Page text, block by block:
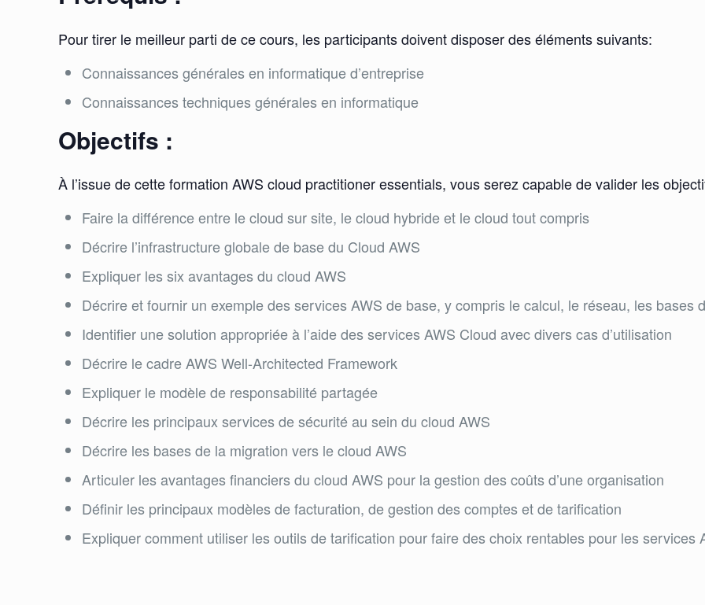
Pour tirer le meilleur parti de ce cours, les participants doivent disposer des éléments suivants:
Connaissances générales en informatique d’entreprise
Connaissances techniques générales en informatique
Objectifs :
À l’issue de cette formation AWS cloud practitioner essentials, vous serez capable de valider les
Faire la différence entre le cloud sur site, le cloud hybride et le cloud tout compris
Décrire l’infrastructure globale de base du Cloud AWS
Expliquer les six avantages du cloud AWS
Décrire et fournir un exemple des services AWS de base, y compris le calcul, le réseau, les bases
Identifier une solution appropriée à l’aide des services AWS Cloud avec divers cas d’utilisation
Décrire le cadre AWS Well-Architected Framework
Expliquer le modèle de responsabilité partagée
Décrire les principaux services de sécurité au sein du cloud AWS
Décrire les bases de la migration vers le cloud AWS
Articuler les avantages financiers du cloud AWS pour la gestion des coûts d’une organisation
Définir les principaux modèles de facturation, de gestion des comptes et de tarification
Expliquer comment utiliser les outils de tarification pour faire des choix rentables pour les services